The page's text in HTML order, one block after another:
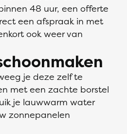
48 uur, een offerte
een afspraak in met
ook weer van
je deze zelf te
met een zachte borstel
je lauwwarm water
zonnepanelen